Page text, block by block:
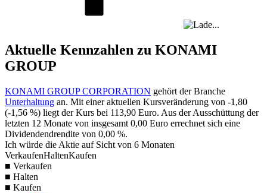
Aktuelle Kennzahlen zu KONAMI
GROUP
KONAMI GROUP CORPORATION gehört der Branche
Unterhaltung an. Mit einer aktuellen Kursveränderung von -1,80
(-1,56 %) liegt der Kurs bei 113,90 Euro. Aus der Ausschüttung der
letzten 12 Monate von insgesamt 0,00 Euro errechnet sich eine
Dividendendrendite von 0,00 %.
Ich würde die Aktie auf Sicht von 6 Monaten
VerkaufenHaltenKaufen
■ Verkaufen
■ Halten
■ Kaufen